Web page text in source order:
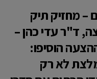
– מחזיק תיק
ד"ר עדי כהן –
הוסיפו:
לא רק